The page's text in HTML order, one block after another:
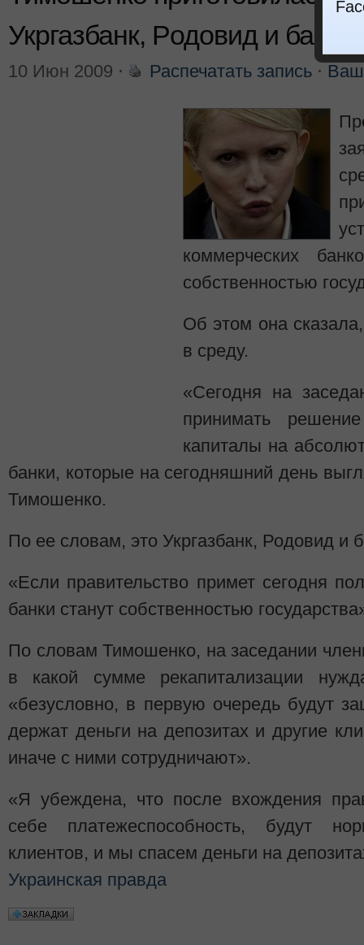
Укргазбанк, Родовид и банк
10 Июн 2009 ⋅ Распечатать запись ⋅
коммерческих
собственностью
Об этом она
в среду.
«Сегодня на
принимать
капиталы на
банки, которые на сегодняшний день
Тимошенко.
По ее словам, это Укргазбанк, Родовид и
«Если правительство примет сегодня
банки станут собственностью
По словам Тимошенко, на заседании
в какой сумме рекапитализации
«безусловно, в первую очередь будут
держат деньги на депозитах и другие
иначе с ними сотрудничают».
«Я убеждена, что после вхождения
себе платежеспособность, будут
клиентов, и мы спасем деньги на
Украинская правда